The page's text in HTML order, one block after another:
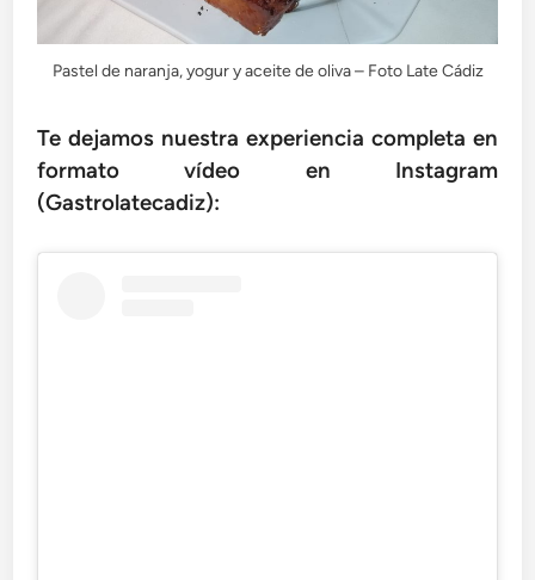
Pastel de naranja, yogur y aceite de oliva – Foto Late Cádiz
Te dejamos nuestra experiencia completa en
formato vídeo en Instagram
(Gastrolatecadiz):